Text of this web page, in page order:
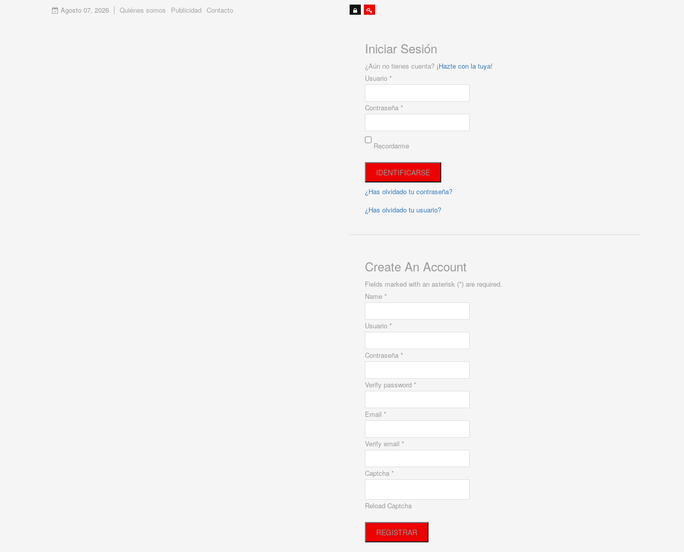
Agosto 07, 2026 Quiénes somos Publicidad Contacto
Iniciar Sesión
¿Aún no tienes cuenta? ¡Hazte con la tuya!
Usuario *
Contraseña *
Recordarme
¿Has olvidado tu contraseña?
¿Has olvidado tu usuario?
Create An Account
Fields marked with an asterisk (*) are required.
Name *
Usuario *
Contraseña *
Verify password *
Email *
Verify email *
Captcha *
Reload Captcha
REGISTRAR